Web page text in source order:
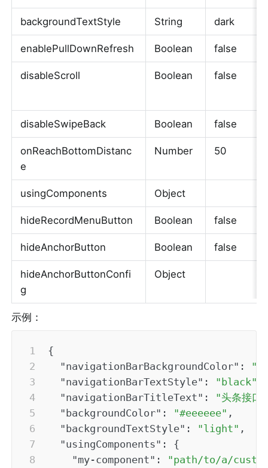
backgroundTextStyle String dark
enablePullDownRefresh Boolean false
disableScroll Boolean false
disableSwipeBack Boolean false
onReachBottomDistanc
e
Number 50
usingComponents Object
hideRecordMenuButton Boolean false
hideAnchorButton Boolean false
hideAnchorButtonConfi
g
Object
示例：
{
"navigationBarBackgroundColor" :
"navigationBarTextStyle" : "black"
"navigationBarTitleText" :
"头条接口
"backgroundColor" : "#eeeeee" ,
"backgroundTextStyle" : "light" ,
"usingComponents" :
{
"my-component" :
"path/to/a/